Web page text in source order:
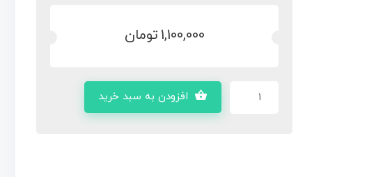
1,100,000 تومان
افزودن به سبد خرید